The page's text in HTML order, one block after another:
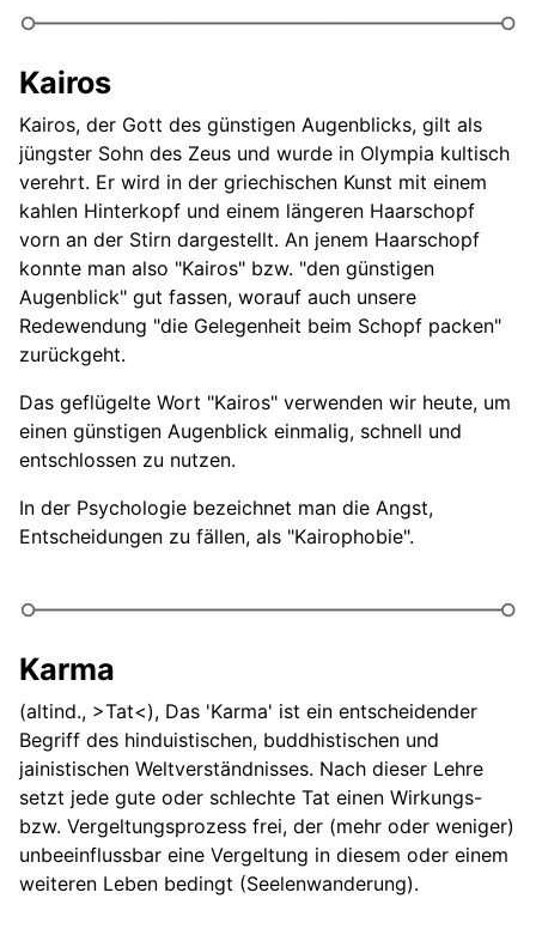
Le roi est mort ...
Leben wie Gott in Frankreich
Lehrgeld zahlen
Leitfaden
Leviathan
Libido
Lockvogel
Lukullisch bzw. lukullisches Mahl
Luzid
Machiavellistisch handeln
Mein Name ist Hase, ich weiß von nichts
Mentor
Metapher
Metaphysik
Methusalem
Kairos
Kairos, der Gott des günstigen Augenblicks, gilt als
jüngster Sohn des Zeus und wurde in Olympia kultisch
verehrt. Er wird in der griechischen Kunst mit einem
kahlen Hinterkopf und einem längeren Haarschopf
vorn an der Stirn dargestellt. An jenem Haarschopf
konnte man also "Kairos" bzw. "den günstigen
Augenblick" gut fassen, worauf auch unsere
Redewendung "die Gelegenheit beim Schopf packen"
zurückgeht.
Das geflügelte Wort "Kairos" verwenden wir heute, um
einen günstigen Augenblick einmalig, schnell und
entschlossen zu nutzen.
In der Psychologie bezeichnet man die Angst,
Entscheidungen zu fällen, als "Kairophobie".
Karma
(altind., >Tat<), Das 'Karma' ist ein entscheidender
Begriff des hinduistischen, buddhistischen und
jainistischen Weltverständnisses. Nach dieser Lehre
setzt jede gute oder schlechte Tat einen Wirkungs-
bzw. Vergeltungsprozess frei, der (mehr oder weniger)
unbeeinflussbar eine Vergeltung in diesem oder einem
weiteren Leben bedingt (Seelenwanderung).